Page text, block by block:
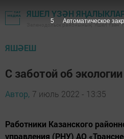
ЯШЕЛ ҮЗӘН
Зеленодольск районының "Яшел Үзән"
ЯШӘЕШ
С заботой об экологии
Автор, 7 июль 2022 - 13:35
Работники Казанского
управления (РНУ) АО
4 Автоматическое